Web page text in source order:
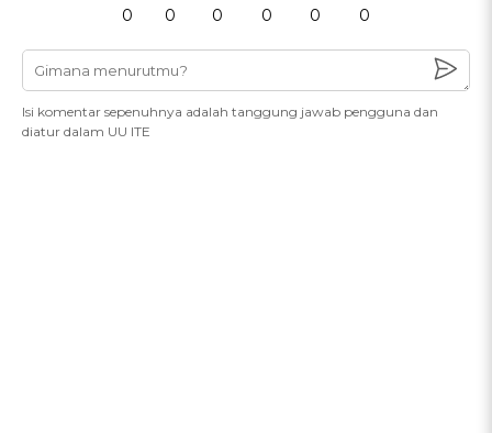
0 0 0 0 0 0
Isi komentar sepenuhnya adalah tanggung jawab pengguna dan
diatur dalam UU ITE